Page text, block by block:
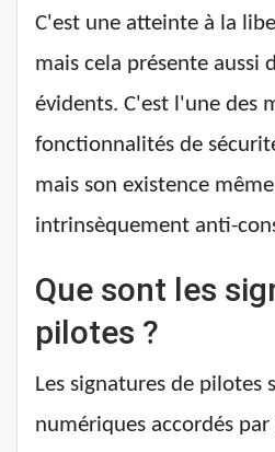
C'est une atteinte à la
mais cela présente aussi
évidents. C'est l'une des
fonctionnalités de
mais son existence
intrinsèquement anti-
Que sont les
pilotes ?
Les signatures de pilotes
numériques accordés